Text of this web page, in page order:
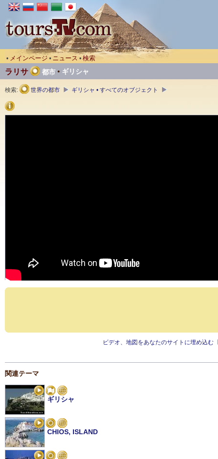
• メインページ • ニュース • 検索
ラリサ 都市 • ギリシャ
検索: 世界の都市 ギリシャ • すべてのオブジェクト
ビデオ、地図をあなたのサイトに埋め込む
関連テーマ
ギリシャ
CHIOS, ISLAND